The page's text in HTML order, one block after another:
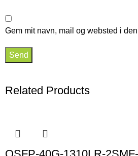
Gem mit navn, mail og websted i
Related Products